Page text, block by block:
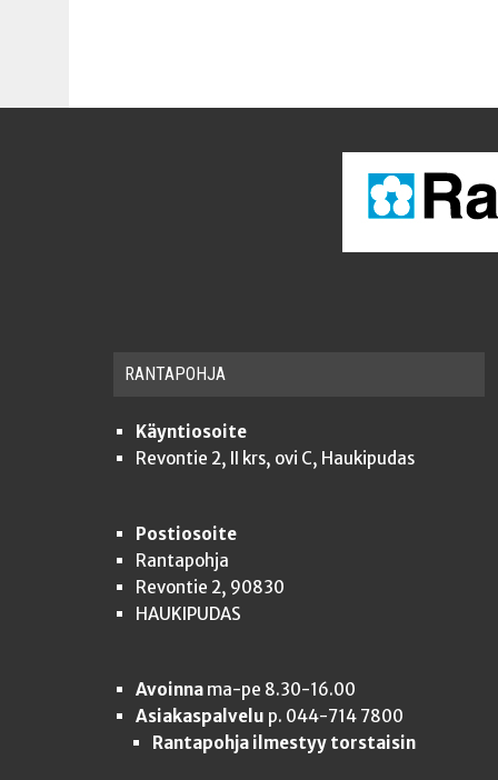
RAN­TA­POH­JA
Käyntiosoite
Revontie 2, II krs, ovi C, Haukipudas
Postiosoite
Rantapohja
Revontie 2, 90830
HAUKIPUDAS
Avoinna ma-pe 8.30-16.00
Asiakaspalvelu p. 044-714 7800
Rantapohja ilmestyy torstaisin